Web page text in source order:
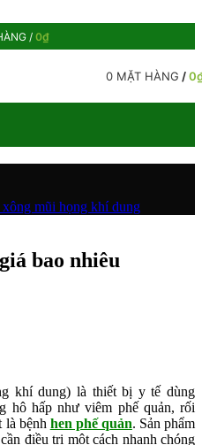
/ 0₫
0 MẶT HÀNG /0
mũi họng khí dung
bao nhiêu
khí dung) là thiết bị y tế dùng
hô hấp như viêm phế quản, rối
là bệnh hen phế quản. Sản phẩm
điều trị một cách nhanh chóng